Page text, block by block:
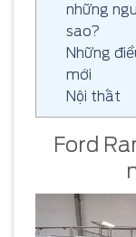
những
sao?
Những
mới
Nội thất
Ford